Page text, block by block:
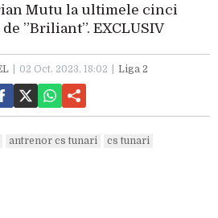
Mutu la ultimele cinci
”Briliant”. EXCLUSIV
02 Oct. 2023, 18:02 Liga 2
antrenor cs tunari
cs tunari